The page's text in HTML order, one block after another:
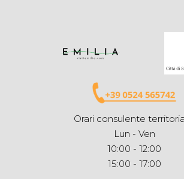
Orari consulente
Lun - Ven
10:00 - 12:00
15:00 - 17:00